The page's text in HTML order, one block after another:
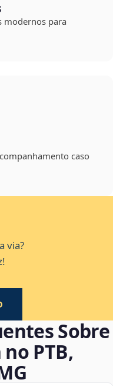
modernos para
caso
via?
Sobre
PTB,